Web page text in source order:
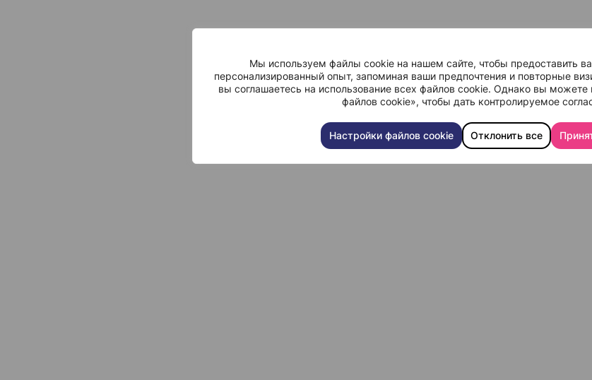
Мы используем файлы cookie на нашем сайте, чтобы предоставить
персонализированный опыт, запоминая ваши предпочтения и повторные
вы соглашаетесь на использование всех файлов cookie. Однако вы можете
файлов cookie», чтобы дать контролируемое
Настройки файлов cookie Отклонить все